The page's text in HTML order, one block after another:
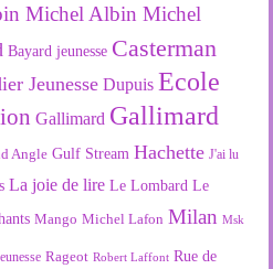
Michel Albin Michel
Bayard jeunesse Casterman
Jeunesse Dupuis Ecole
Gallimard Gallimard
Angle Gulf Stream Hachette J'ai lu
La joie de lire Le Lombard Le
Mango Michel Lafon Milan Msk
Rageot Robert Laffont Rue de